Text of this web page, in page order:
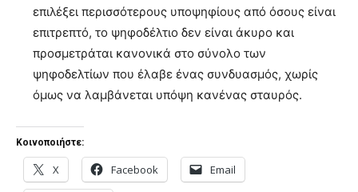
επιλέξει περισσότερους υποψηφίους από όσους είναι
επιτρεπτό, το ψηφοδέλτιο δεν είναι άκυρο και
προσμετράται κανονικά στο σύνολο των
ψηφοδελτίων που έλαβε ένας συνδυασμός, χωρίς
όμως να λαμβάνεται υπόψη κανένας σταυρός.
Κοινοποιήστε:
X Facebook Email